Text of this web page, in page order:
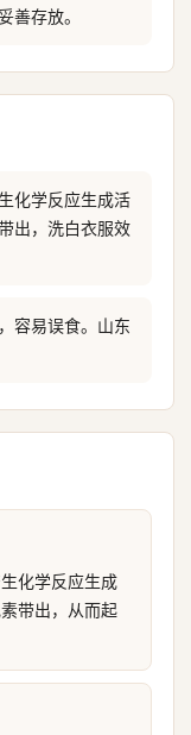
善存放。
化学反应生成活
出，洗白衣服效
容易误食。山东
化学反应生成
带出，从而起